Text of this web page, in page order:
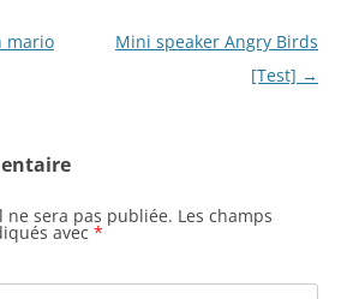
n
mario
Mini speaker Angry Birds
[Test] →
ne sera pas publiée. Les champs
avec *